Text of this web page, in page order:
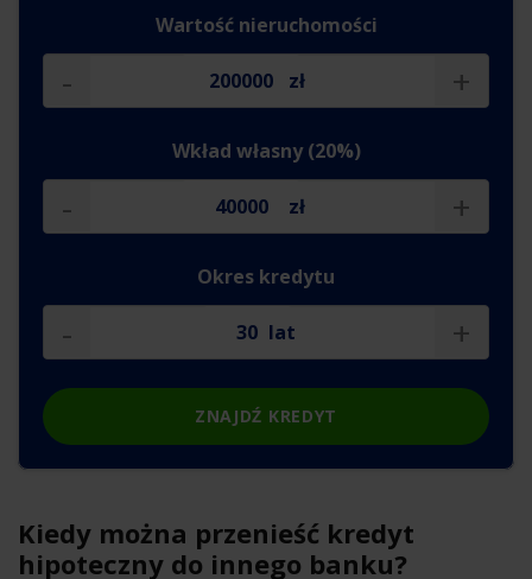
Wartość nieruchomości
- zł +
Wkład własny (20%)
- zł +
Okres kredytu
- lat +
ZNAJDŹ KREDYT
Kiedy można przenieść kredyt
hipoteczny do innego banku?